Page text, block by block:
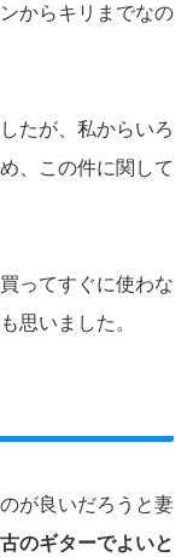
からキリまでなの
たが、私からいろ
、この件に関して
ってすぐに使わな
思いました。
が良いだろうと妻
のギターでよいと